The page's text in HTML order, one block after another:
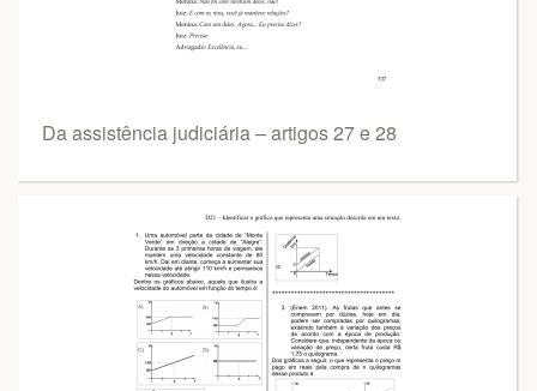
Da assistência judiciária – artigos 27 e 28